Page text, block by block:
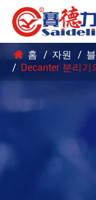
홈 자원
Decanter 분리기